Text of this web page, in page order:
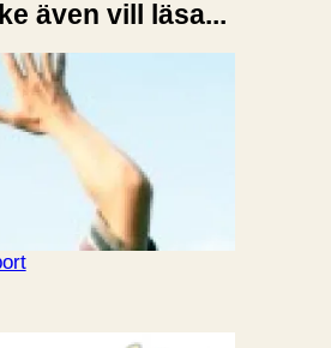
även vill läsa...